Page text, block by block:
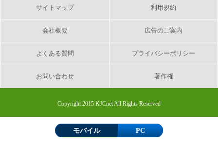
サイトマップ 利用規約
会社概要 広告のご案内
よくある質問 プライバシーポリシー
お問い合わせ 著作権
Copyright 2015 KJCnet All Rights Reserved
モバイル PC